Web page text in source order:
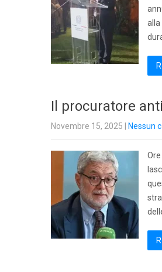
alla
Il procuratore
Novembre 15, 2025 Nessun